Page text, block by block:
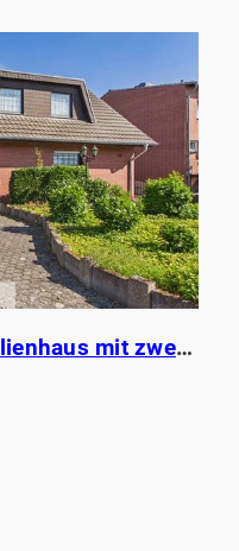
Niederkrüchten: Einfamilienhaus mit zwei Garagen und großem Grundstück am Waldrand